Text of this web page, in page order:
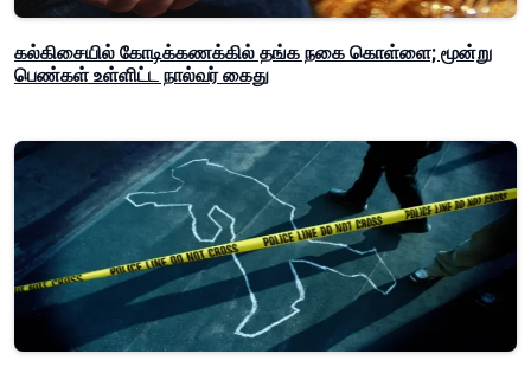
கல்கிசையில் கோடிக்கணக்கில் தங்க நகை கொள்ளை; மூன்று
பெண்கள் உள்ளிட்ட நால்வர் கைது